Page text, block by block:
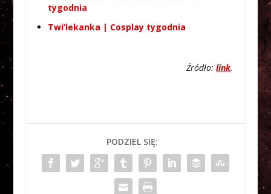
tygodnia
Twi’lekanka | Cosplay tygodnia
Źródło:link.
PODZIEL SIĘ: